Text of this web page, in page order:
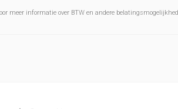
meer informatie over BTW en andere